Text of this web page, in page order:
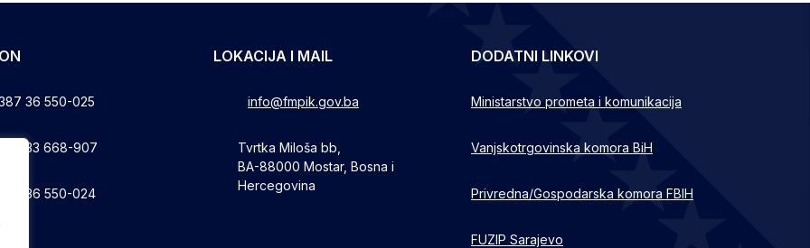
36 550-025
33 668-907
36 550-024
LOKACIJA I MAIL
info@fmpik.gov.ba
Tvrtka Miloša bb,
BA-88000 Mostar, Bosna i
Hercegovina
DODATNI LINKOVI
Ministarstvo prometa i komunikacija
Vanjskotrgovinska komora BiH
Privredna/Gospodarska komora FBIH
FUZIP Sarajevo